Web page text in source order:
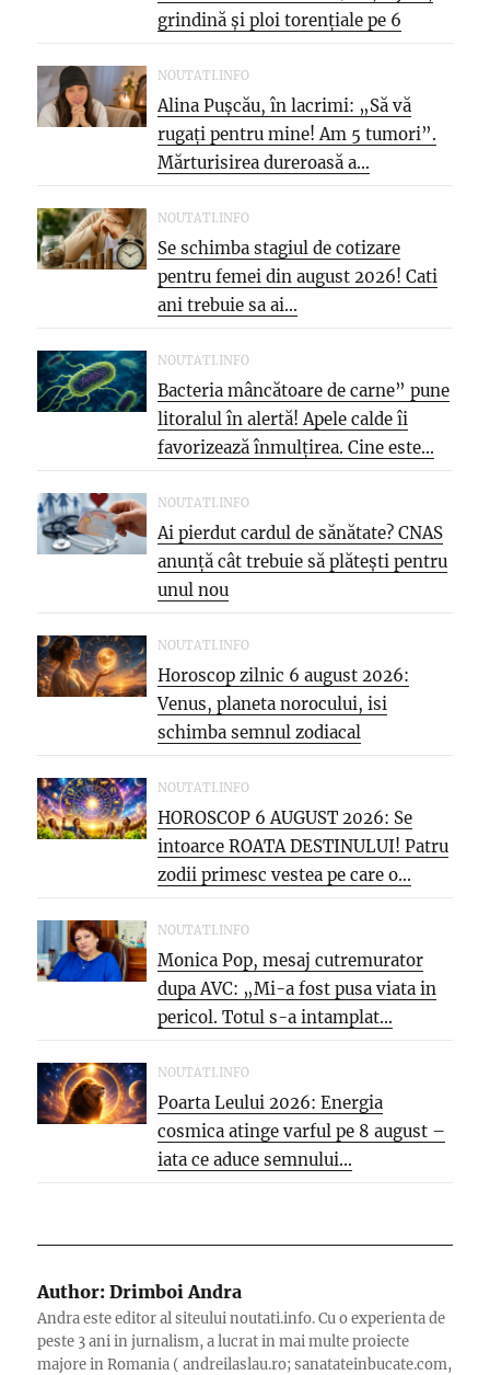
grindină și ploi torențiale pe 6
august
NOUTATI.INFO
Alina Pușcău, în lacrimi: „Să vă
rugați pentru mine! Am 5 tumori”.
Mărturisirea dureroasă a...
NOUTATI.INFO
Se schimba stagiul de cotizare
pentru femei din august 2026! Cati
ani trebuie sa ai...
NOUTATI.INFO
Bacteria mâncătoare de carne” pune
litoralul în alertă! Apele calde îi
favorizează înmulțirea. Cine este...
NOUTATI.INFO
Ai pierdut cardul de sănătate? CNAS
anunță cât trebuie să plătești pentru
unul nou
NOUTATI.INFO
Horoscop zilnic 6 august 2026:
Venus, planeta norocului, isi
schimba semnul zodiacal
NOUTATI.INFO
HOROSCOP 6 AUGUST 2026: Se
intoarce ROATA DESTINULUI! Patru
zodii primesc vestea pe care o...
NOUTATI.INFO
Monica Pop, mesaj cutremurator
dupa AVC: „Mi-a fost pusa viata in
pericol. Totul s-a intamplat...
NOUTATI.INFO
Poarta Leului 2026: Energia
cosmica atinge varful pe 8 august –
iata ce aduce semnului...
Author: Drimboi Andra
Andra este editor al siteului noutati.info. Cu o experienta de
peste 3 ani in jurnalism, a lucrat in mai multe proiecte
majore in Romania ( andreilaslau.ro; sanatateinbucate.com,